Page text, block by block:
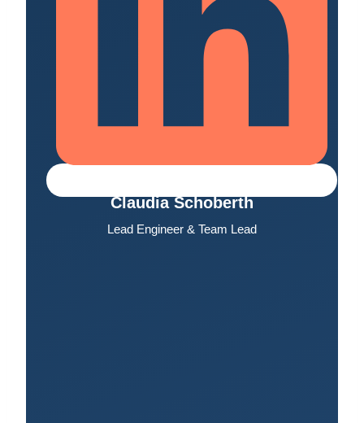
Claudia Schoberth
Lead Engineer & Team Lead